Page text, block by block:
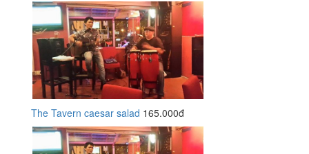
The Tavern caesar salad 165.000đ